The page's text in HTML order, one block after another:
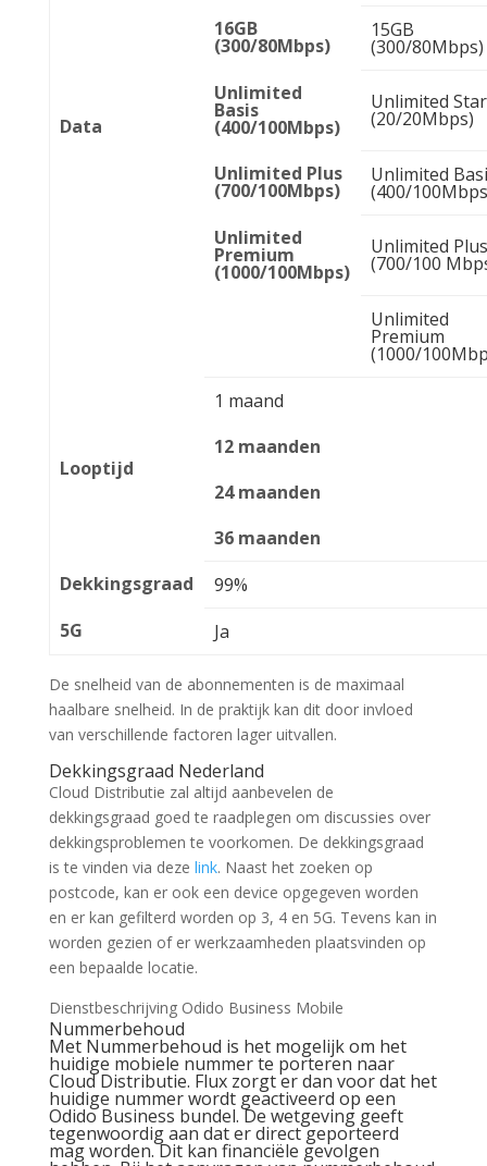
Data
16GB
(300/80Mbps)
15GB
(300/80Mbps)
Unlimited
Basis
(400/100Mbps)
Unlimited
(20/20Mbps)
Unlimited Plus
(700/100Mbps)
Unlimited
(400/
Unlimited
Premium
(1000/100Mbps)
Unlimited
(700/100
Unlimited
Premium
(1000/
Looptijd
1 maand
12 maanden
24 maanden
36 maanden
Dekkingsgraad
99%
5G
Ja
De snelheid van de abonnementen is de maximaal
haalbare snelheid. In de praktijk kan dit door invloed
van verschillende factoren lager uitvallen.
Dekkingsgraad Nederland
Cloud Distributie zal altijd aanbevelen de
dekkingsgraad goed te raadplegen om discussies over
dekkingsproblemen te voorkomen. De dekkingsgraad
is te vinden via deze link. Naast het zoeken op
postcode, kan er ook een device opgegeven worden
en er kan gefilterd worden op 3, 4 en 5G. Tevens kan in
worden gezien of er werkzaamheden plaatsvinden op
een bepaalde locatie.
Dienstbeschrijving Odido Business Mobile
Nummerbehoud
Met Nummerbehoud is het mogelijk om het
huidige mobiele nummer te porteren naar
Cloud Distributie. Flux zorgt er dan voor dat het
huidige nummer wordt geactiveerd op een
Odido Business bundel. De wetgeving geeft
tegenwoordig aan dat er direct geporteerd
mag worden. Dit kan financiële gevolgen